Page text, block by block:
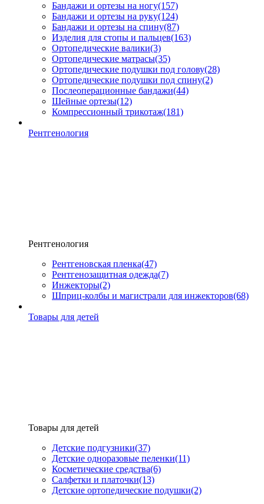
Бандажи и ортезы на ногу(157)
Бандажи и ортезы на руку(124)
Бандажи и ортезы на спину(87)
Изделия для стопы и пальцев(163)
Ортопедические валики(3)
Ортопедические матрасы(35)
Ортопедические подушки под голову(28)
Ортопедические подушки под спину(2)
Послеоперационные бандажи(44)
Шейные ортезы(12)
Компрессионный трикотаж(181)
Рентгенология
Рентгенология
Рентгеновская пленка(47)
Рентгенозащитная одежда(7)
Инжекторы(2)
Шприц-колбы и магистрали для инжекторов(68)
Товары для детей
Товары для детей
Детские подгузники(37)
Детские одноразовые пеленки(11)
Косметические средства(6)
Салфетки и платочки(13)
Детские ортопедические подушки(2)